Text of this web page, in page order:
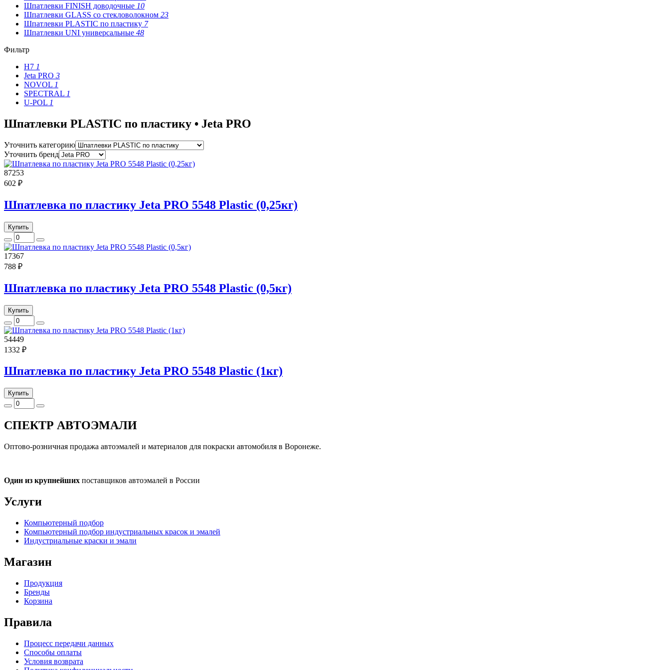
Шпатлевки FINISH доводочные 10
Шпатлевки GLASS со стекловолокном 23
Шпатлевки PLASTIC по пластику 7
Шпатлевки UNI универсальные 48
Фильтр
H7 1
Jeta PRO 3
NOVOL 1
SPECTRAL 1
U-POL 1
Шпатлевки PLASTIC по пластику • Jeta PRO
Уточнить категорию
Уточнить бренд
87253
602 ₽
Шпатлевка по пластику Jeta PRO 5548 Plastic (0,25кг)
Купить
17367
788 ₽
Шпатлевка по пластику Jeta PRO 5548 Plastic (0,5кг)
Купить
54449
1332 ₽
Шпатлевка по пластику Jeta PRO 5548 Plastic (1кг)
Купить
СПЕКТР АВТОЭМАЛИ
Оптово-розничная продажа автоэмалей и материалов для покраски автомобиля в Воронеже.
Один из крупнейших поставщиков автоэмалей в России
Услуги
Компьютерный подбор
Компьютерный подбор индустриальных красок и эмалей
Индустриальные краски и эмали
Магазин
Продукция
Бренды
Корзина
Правила
Процесс передачи данных
Способы оплаты
Условия возврата